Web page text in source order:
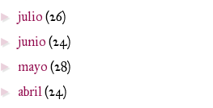
►julio(26)
►junio(24)
► mayo(28)
► abril(24)